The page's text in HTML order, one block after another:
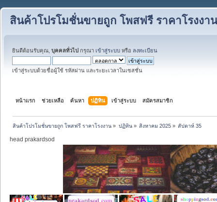
สินค้าโปรโมชั่นขายถูก โพสฟรี ราคาโรงงาน
ยินดีต้อนรับคุณ, บุคคลทั่วไป กรุณา เข้าสู่ระบบ หรือ ลงทะเบียน
เข้าสู่ระบบด้วยชื่อผู้ใช้ รหัสผ่าน และระยะเวลาในเซสชั่น
หน้าแรก ช่วยเหลือ ค้นหา ปฏิทิน เข้าสู่ระบบ สมัครสมาชิก
สินค้าโปรโมชั่นขายถูก โพสฟรี ราคาโรงงาน » ปฏิทิน» สิงหาคม 2025» สัปดาห์ 35
head prakardsod